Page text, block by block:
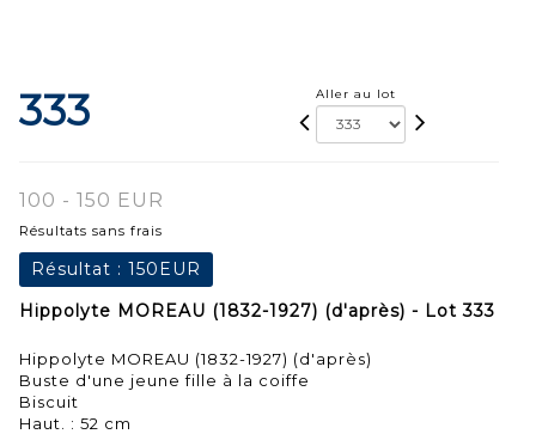
333 Aller au lot
100 - 150 EUR
Résultats sans frais
Résultat : 150EUR
Hippolyte MOREAU (1832-1927) (d'après) - Lot 333
Hippolyte MOREAU (1832-1927) (d'après)
Buste d'une jeune fille à la coiffe
Biscuit
Haut. : 52 cm